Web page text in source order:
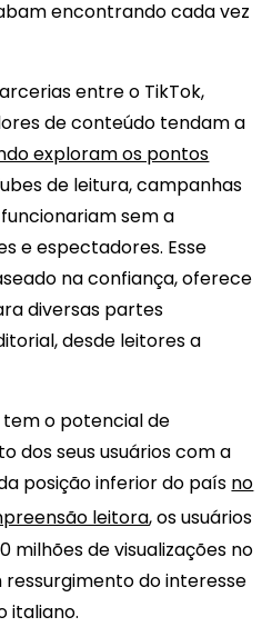
encontrando cada vez
entre o TikTok,
de conteúdo tendam a
exploram os pontos
de leitura, campanhas
sem a
e espectadores. Esse
na confiança, oferece
diversas partes
desde leitores a
tem o potencial de
dos seus usuários com a
posição inferior do país no
leitora,os usuários
milhões de visualizações no
ressurgimento do interesse
italiano.